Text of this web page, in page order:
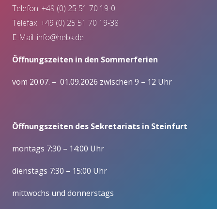
Telefon: +49 (0) 25 51 70 19-0
Telefax: +49 (0) 25 51 70 19-38
E-Mail: info@hebk.de
Öffnungszeiten in den Sommerferien
vom 20.07. – 01.09.2026 zwischen 9 – 12 Uhr
Öffnungszeiten des Sekretariats in Steinfurt
montags 7:30 – 14:00 Uhr
dienstags 7:30 – 15:00 Uhr
mittwochs und donnerstags